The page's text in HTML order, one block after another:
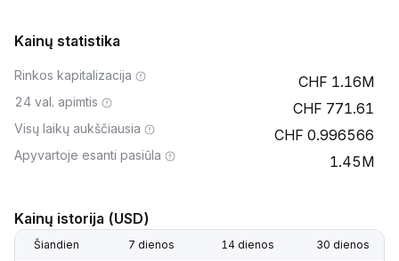
Kainų statistika
Rinkos kapitalizacija 1.16M
24 val. apimtis 771.61
Visų laikų aukščiausia 0.996566
Apyvartoje esanti pasiūla 1.45M
Kainų istorija (USD)
Šiandien 7 dienos 14 dienos 30 dienos